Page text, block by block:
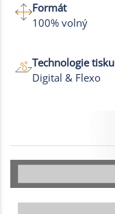
Formát
100% volný
Technologie tisku
Digital & Flexo